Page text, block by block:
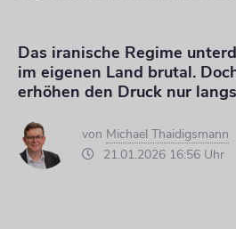
Das iranische Regime
im eigenen Land brutal.
erhöhen den Druck nur
von Michael Thaidigsmann
21.01.2026 16:56 Uhr